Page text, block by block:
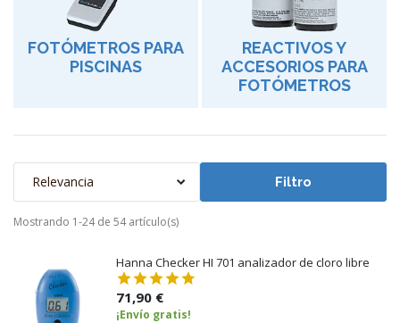
FOTÓMETROS PARA
PISCINAS
REACTIVOS Y
ACCESORIOS PARA
FOTÓMETROS
Relevancia Filtro
Mostrando 1-24 de 54 artículo(s)
Hanna Checker HI 701 analizador de cloro libre
71,90 €
¡Envío gratis!